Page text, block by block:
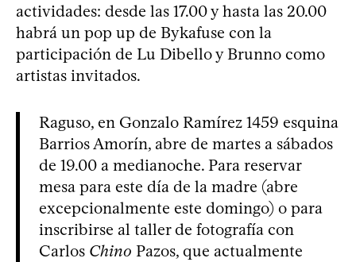
actividades: desde las 17.00 y hasta las 20.00
habrá un pop up de Bykafuse con la
participación de Lu Dibello y Brunno como
artistas invitados.
Raguso, en Gonzalo Ramírez 1459 esquina
Barrios Amorín, abre de martes a sábados
de 19.00 a medianoche. Para reservar
mesa para este día de la madre (abre
excepcionalmente este domingo) o para
inscribirse al taller de fotografía con
Carlos Chino Pazos, que actualmente